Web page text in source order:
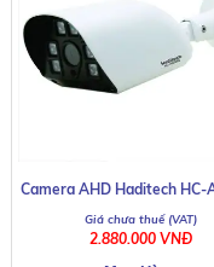
Camera AHD Haditech HC-
2.880.000 VNĐ